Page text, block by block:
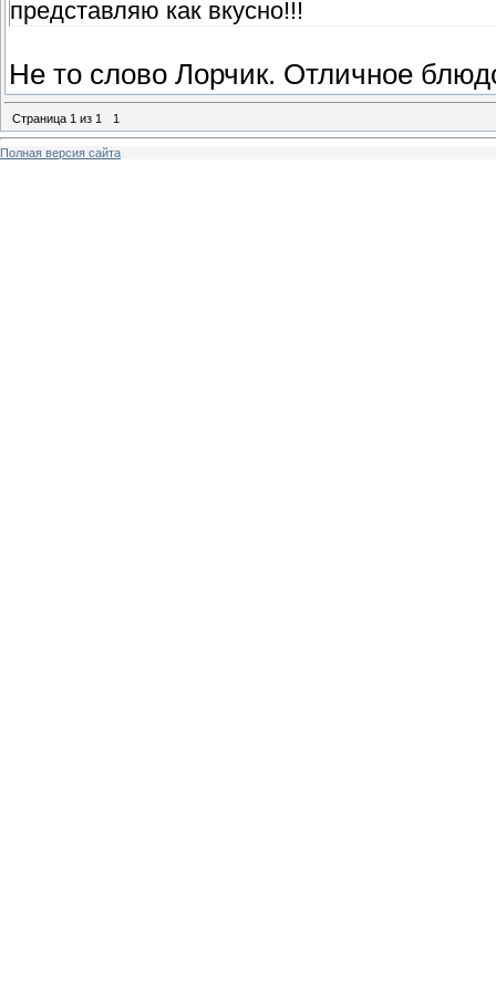
представляю как вкусно!!!
Не то слово Лорчик. Отличное
Страница 1 из 1 1
Полная версия сайта